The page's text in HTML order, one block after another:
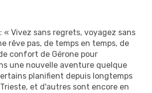
« Vivez sans regrets, voyagez sans
rêve pas, de temps en temps, de
confort de Gérone pour
une nouvelle aventure quelque
planifient depuis longtemps
et d'autres sont encore en